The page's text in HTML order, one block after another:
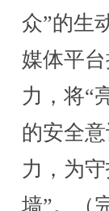
众”的生
媒体平
力，将“
的安全
力，为
墙”。（